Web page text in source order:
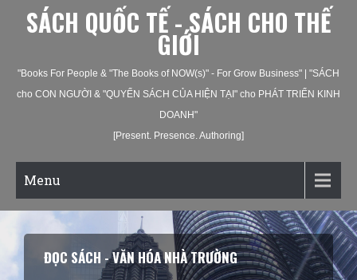
SÁCH QUỐC TẾ - SÁCH CHO THẾ
GIỚI
"Books For People & "The Books of NOW(s)" - For Grow Business" | "SÁCH
cho CON NGƯỜI & "QUYỂN SÁCH CỦA HIỆN TẠI" cho PHÁT TRIỂN KINH
DOANH"
[Present. Presence. Authoring]
Menu
ĐỌC SÁCH - VĂN HÓA NHÀ TRƯỜNG